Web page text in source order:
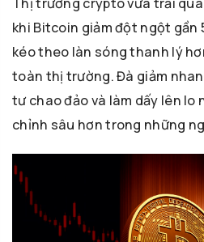
khi Bitcoin giảm đột ngột gần
kéo theo làn sóng thanh lý
toàn thị trường. Đà giảm
tư chao đảo và làm dấy lên lo
chỉnh sâu hơn trong những